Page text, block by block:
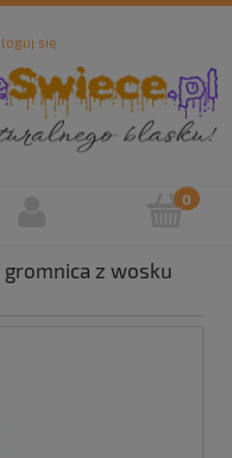
się
z wosku